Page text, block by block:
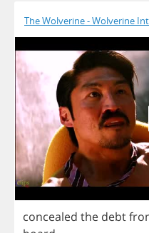
The Wolverine - Wolverine
concealed the debt